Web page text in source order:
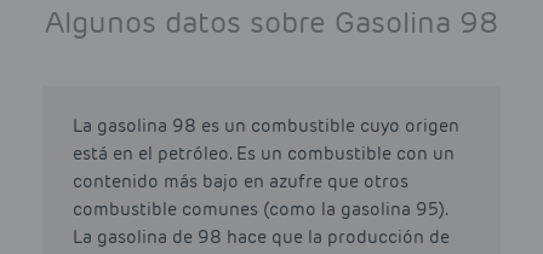
Algunos datos sobre Gasolina 98
La gasolina 98 es un combustible cuyo origen
está en el petróleo. Es un combustible con un
contenido más bajo en azufre que otros
combustible comunes (como la gasolina 95).
La gasolina de 98 hace que la producción de